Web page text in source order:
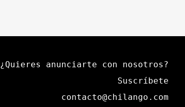
¿Quieres anunciarte con nosotros?
Suscríbete
contacto@chilango.com